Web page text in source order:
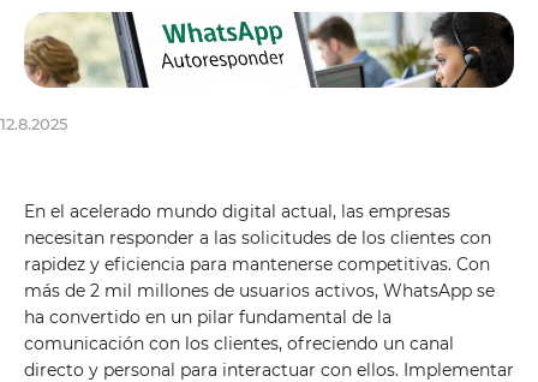
12.8.2025
En el acelerado mundo digital actual, las empresas
necesitan responder a las solicitudes de los clientes con
rapidez y eficiencia para mantenerse competitivas. Con
más de 2 mil millones de usuarios activos, WhatsApp se
ha convertido en un pilar fundamental de la
comunicación con los clientes, ofreciendo un canal
directo y personal para interactuar con ellos. Implementar